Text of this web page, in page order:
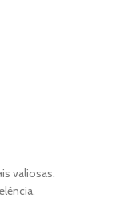
valiosas.